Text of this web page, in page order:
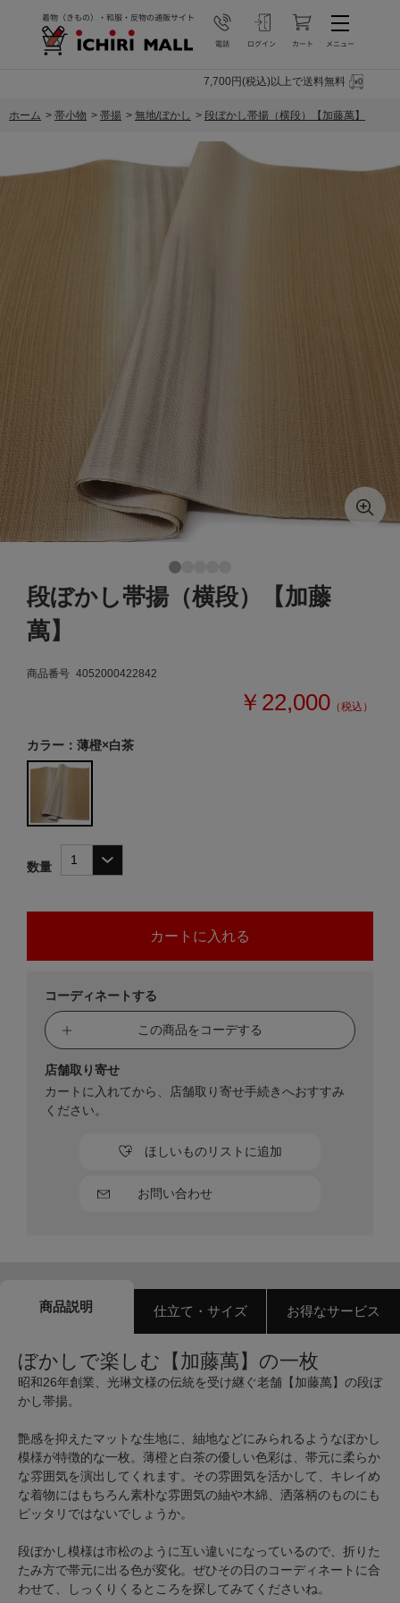
7,700円(税込)以上で送料無料
ホーム > 帯小物 > 帯揚 > 無地/ぼかし > 段ぼかし帯揚（横段）【加藤萬】
段ぼかし帯揚（横段）【加藤
萬】
商品番号 4052000422842
￥22,000 （税込）
カラー：薄橙×白茶
数量
コーディネートする
この商品をコーデする
お問い合わせ
ほしいものリストに追加
店舗取り寄せ
カートに入れてから、店舗取り寄せ手続きへおすすみ
ください。
商品説明 仕立て・サイズ お得なサービス
ぼかしで楽しむ【加藤萬】の一枚
昭和26年創業、光琳文様の伝統を受け継ぐ老舗【加藤萬】の段ぼ
かし帯揚。
艶感を抑えたマットな生地に、紬地などにみられるようなぼかし
模様が特徴的な一枚。薄橙と白茶の優しい色彩は、帯元に柔らか
な雰囲気を演出してくれます。その雰囲気を活かして、キレイめ
な着物にはもちろん素朴な雰囲気の紬や木綿、洒落柄のものにも
ピッタリではないでしょうか。
段ぼかし模様は市松のように互い違いになっているので、折りた
たみ方で帯元に出る色が変化。ぜひその日のコーディネートに合
わせて、しっくりくるところを探してみてくださいね。